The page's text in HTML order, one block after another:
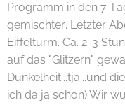
Programm in den 7
gemischter. Letzter
Eiffelturm. Ca. 2-3
auf das "Glitzern"
Dunkelheit...tja...und
ich da ja schon).Wir